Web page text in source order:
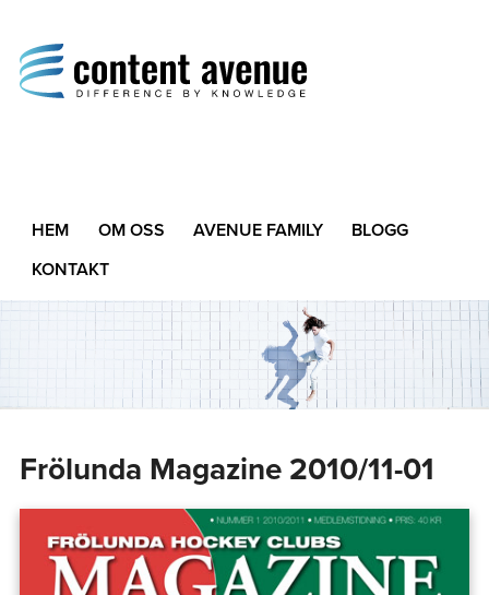
Difference by Knowledge
HEM OM OSS AVENUE FAMILY
BLOGG
KONTAKT
Frölunda Magazine 2010/11-01